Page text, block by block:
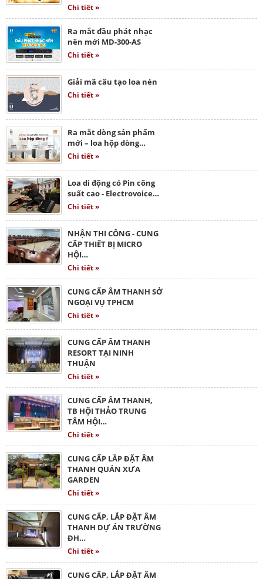
Chi tiết »
Ra mắt đầu phát nhạc
nền mới MD-300-AS
Chi tiết »
Giải mã cấu tạo loa nén
Chi tiết »
Ra mắt dòng sản phẩm
mới – loa hộp dòng…
Chi tiết »
Loa di động có Pin công
suất cao - Electrovoice…
Chi tiết »
NHẬN THI CÔNG - CUNG
CẤP THIẾT BỊ MICRO
HỘI…
Chi tiết »
CUNG CẤP ÂM THANH SỞ
NGOẠI VỤ TPHCM
Chi tiết »
CUNG CẤP ÂM THANH
RESORT TẠI NINH
THUẬN
Chi tiết »
CUNG CẤP ÂM THANH,
TB HỘI THẢO TRUNG
TÂM HỘI…
Chi tiết »
CUNG CẤP LẮP ĐẶT ÂM
THANH QUÁN XƯA
GARDEN
Chi tiết »
CUNG CẤP, LẮP ĐẶT ÂM
THANH DỰ ÁN TRƯỜNG
ĐH…
Chi tiết »
CUNG CẤP, LẮP ĐẶT ÂM